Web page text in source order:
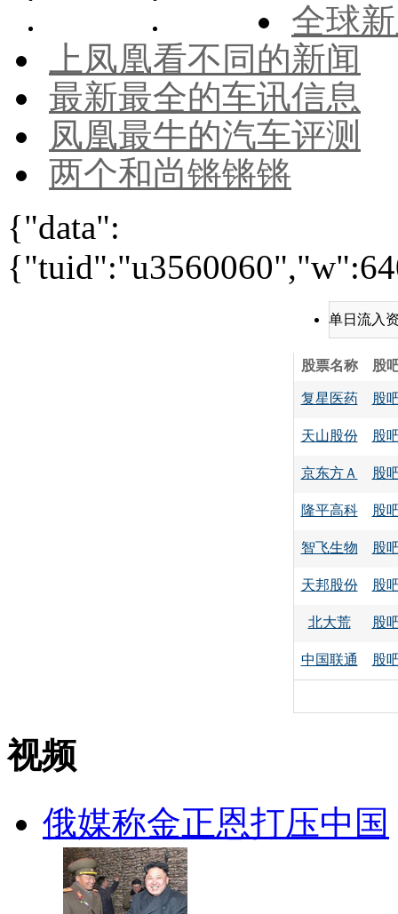
全球
上凤凰看不同的新闻
最新最全的车讯信息
凤凰最牛的汽车评测
两个和尚锵锵锵
{"data":
单日流入
股票名称 股
复星医药 股
天山股份 股
京东方Ａ 股
隆平高科 股
智飞生物 股
天邦股份 股
北大荒 股
中国联通 股
视频
俄媒称金正恩打压中国